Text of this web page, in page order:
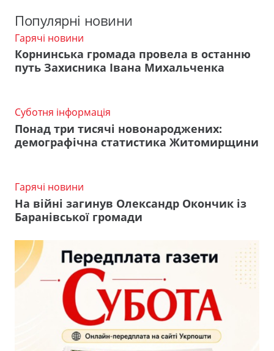
Популярні новини
Гарячі новини
Корнинська громада провела в останню
путь Захисника Івана Михальченка
Суботня інформація
Понад три тисячі новонароджених:
демографічна статистика Житомирщини
Гарячі новини
На війні загинув Олександр Окончик із
Баранівської громади